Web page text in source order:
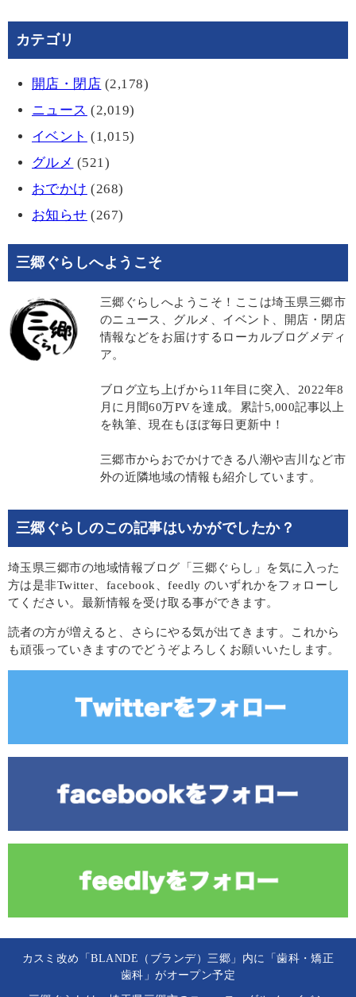
カテゴリ
開店・閉店 (2,178)
ニュース (2,019)
イベント (1,015)
グルメ (521)
おでかけ (268)
お知らせ (267)
三郷ぐらしへようこそ
三郷ぐらしへようこそ！ここは埼玉県三郷市
のニュース、グルメ、イベント、開店・閉店
情報などをお届けするローカルブログメディ
ア。
ブログ立ち上げから11年目に突入、2022年8
月に月間60万PVを達成。累計5,000記事以上
を執筆、現在もほぼ毎日更新中！
三郷市からおでかけできる八潮や吉川など市
外の近隣地域の情報も紹介しています。
三郷ぐらしのこの記事はいかがでしたか？
埼玉県三郷市の地域情報ブログ「三郷ぐらし」を気に入った
方は是非Twitter、facebook、feedly のいずれかをフォローし
てください。最新情報を受け取る事ができます。
読者の方が増えると、さらにやる気が出てきます。これから
も頑張っていきますのでどうぞよろしくお願いいたします。
カスミ改め「BLANDE（ブランデ）三郷」内に「歯科・矯正
歯科」がオープン予定